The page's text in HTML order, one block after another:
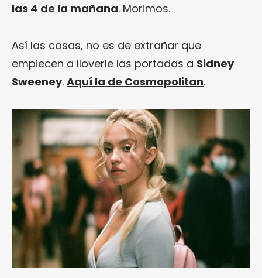
las 4 de la mañana. Morimos.
Así las cosas, no es de extrañar que
empiecen a lloverle las portadas a Sidney
Sweeney. Aquí la de Cosmopolitan.